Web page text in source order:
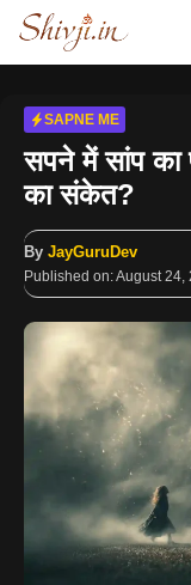
Skip
content
SAPNE ME
सपने में सांप का
का संकेत?
By JayGuruDev
Published on:August 24,